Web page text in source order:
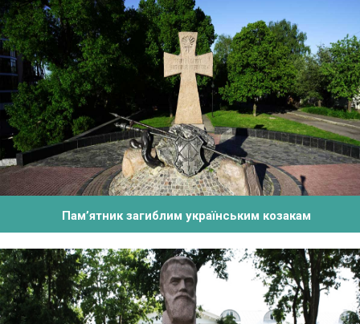
Пам’ятник загиблим українським козакам